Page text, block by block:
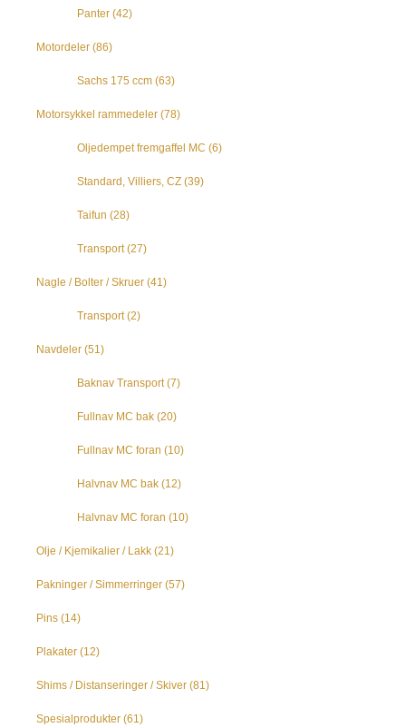
Panter (42)
Motordeler (86)
Sachs 175 ccm (63)
Motorsykkel rammedeler (78)
Oljedempet fremgaffel MC (6)
Standard, Villiers, CZ (39)
Taifun (28)
Transport (27)
Nagle / Bolter / Skruer (41)
Transport (2)
Navdeler (51)
Baknav Transport (7)
Fullnav MC bak (20)
Fullnav MC foran (10)
Halvnav MC bak (12)
Halvnav MC foran (10)
Olje / Kjemikalier / Lakk (21)
Pakninger / Simmerringer (57)
Pins (14)
Plakater (12)
Shims / Distanseringer / Skiver (81)
Spesialprodukter (61)